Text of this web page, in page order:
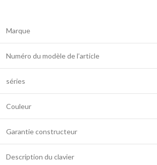
Marque
Numéro du modèle de l’article
séries
Couleur
Garantie constructeur
Description du clavier